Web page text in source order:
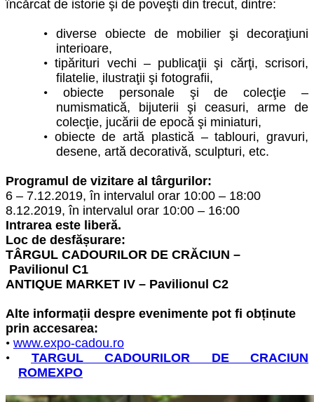
încărcat de istorie şi de poveşti din trecut, dintre:
• diverse obiecte de mobilier şi decoraţiuni
interioare,
• tipărituri vechi – publicaţii şi cărţi, scrisori,
filatelie, ilustraţii şi fotografii,
•
obiecte personale şi de colecţie –
numismatică, bijuterii şi ceasuri, arme de
colecţie, jucării de epocă şi miniaturi,
• obiecte de artă plastică – tablouri, gravuri,
desene, artă decorativă, sculpturi, etc.
Programul de vizitare al târgurilor:
6 – 7.12.2019, în intervalul orar 10:00 – 18:00
8.12.2019, în intervalul orar 10:00 – 16:00
Intrarea este liberă.
Loc de desfășurare:
TÂRGUL CADOURILOR DE CRĂCIUN –
Pavilionul C1
ANTIQUE MARKET IV – Pavilionul C2
Alte informații despre evenimente pot fi obținute
prin accesarea:
• www.expo-cadou.ro
•
TARGUL CADOURILOR DE CRACIUN
ROMEXPO